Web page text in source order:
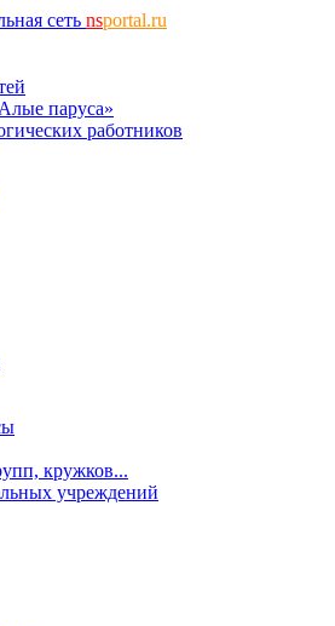
сеть nsportal.ru
паруса»
работников
кружков...
учреждений